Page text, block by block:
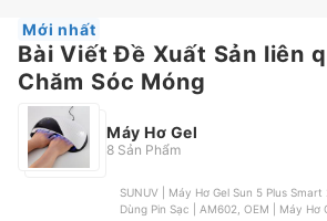
Mới nhất
Bài Viết Đề Xuất Sản liên
Chăm Sóc Móng
Máy Hơ Gel
8 Sản Phẩm
SUNUV | Máy Hơ Gel Sun 5 Plus
Dùng Pin Sạc | AM602, OEM | Máy Hơ